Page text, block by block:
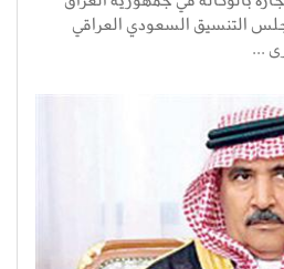
التنسيق السعودي العراقي
...